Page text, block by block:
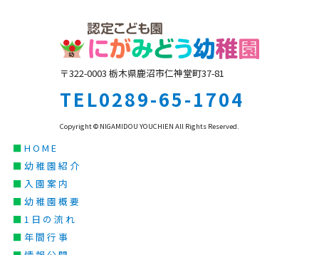
〒322-0003 栃木県鹿沼市仁神堂町37-81
TEL0289-65-1704
Copyright © NIGAMIDOU YOUCHIEN All Rights Reserved.
■ HOME
■ 幼稚園紹介
■ 入園案内
■ 幼稚園概要
■ 1日の流れ
■ 年間行事